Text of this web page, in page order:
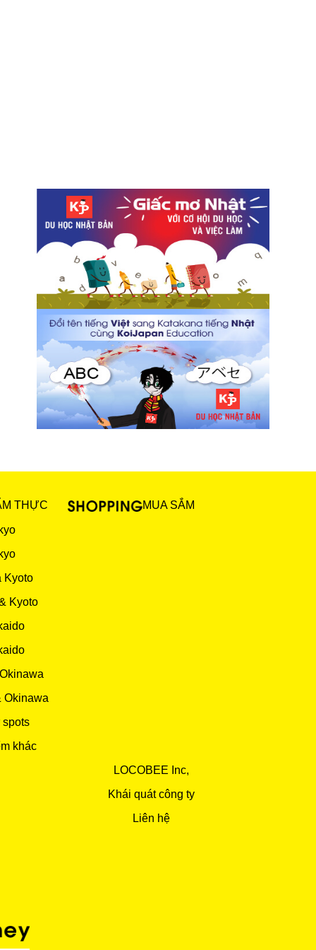
THỰC
Kyoto
Kyoto
Okinawa
spots
khác
MUA SẮM
LOCOBEE Inc,
Khái quát công ty
Liên hệ